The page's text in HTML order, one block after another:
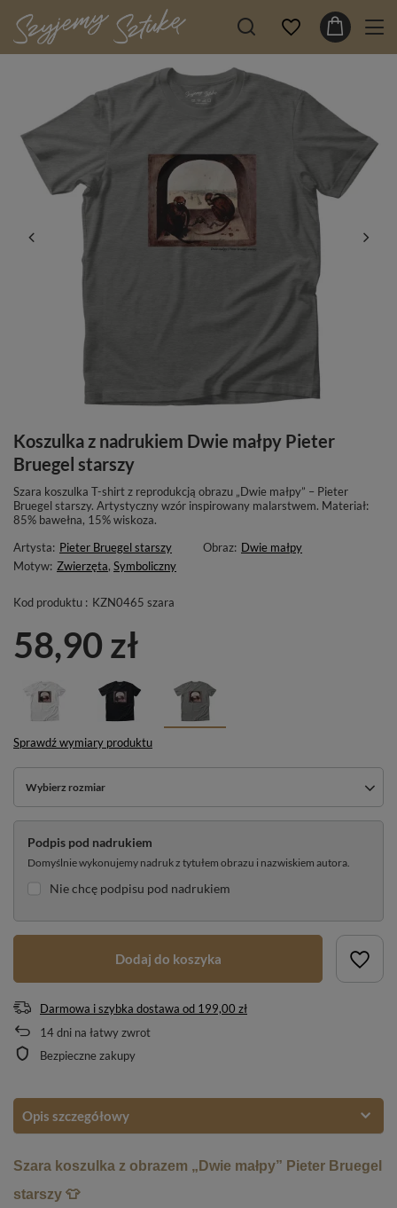
Koszulka z nadrukiem Dwie małpy Pieter
Bruegel starszy
Szara koszulka T-shirt z reprodukcją obrazu „Dwie małpy” – Pieter
Bruegel starszy. Artystyczny wzór inspirowany malarstwem. Materiał:
85% bawełna, 15% wiskoza.
Artysta: Pieter Bruegel starszy Obraz: Dwie małpy
Motyw: Zwierzęta, Symboliczny
Kod produktu : KZN0465 szara
58,90 zł
Sprawdź wymiary produktu
Wybierz rozmiar
Podpis pod nadrukiem
Domyślnie wykonujemy nadruk z tytułem obrazu i nazwiskiem autora.
Nie chcę podpisu pod nadrukiem
Dodaj do koszyka
Darmowa i szybka dostawa od 199,00 zł
14dni na łatwy zwrot
Bezpieczne zakupy
Opis szczegółowy
Szara koszulka z obrazem „Dwie małpy” Pieter Bruegel
starszy 👕